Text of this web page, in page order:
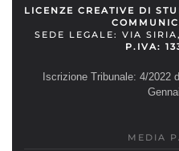
LICENZE CREATIVE DI
SEDE LEGALE: VIA
P.IVA:
Iscrizione Tribunale: 4/2022
MEDIA